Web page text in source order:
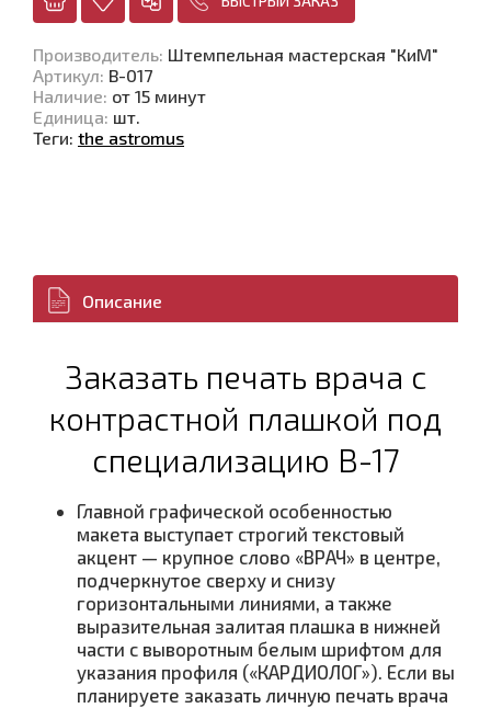
Производитель: Штемпельная мастерская "КиМ"
Артикул: В-017
Наличие: от 15 минут
Единица: шт.
Теги: the astromus
Описание
Заказать печать врача с
контрастной плашкой под
специализацию В-17
Главной графической особенностью
макета выступает строгий текстовый
акцент — крупное слово «ВРАЧ» в центре,
подчеркнутое сверху и снизу
горизонтальными линиями, а также
выразительная залитая плашка в нижней
части с выворотным белым шрифтом для
указания профиля («КАРДИОЛОГ»). Если вы
планируете заказать личную печать врача